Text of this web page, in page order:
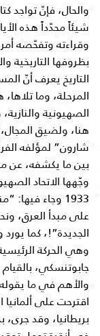
والحال، فإنّ
شيئاً محدّداً هذه
وقراءته وتفحّصه
بظروفها التاريخية
التاريخ يعرف أنّ
المرحلة، وما
الصهيونية
هنا، ولضيق
شارون” لمؤلفه
بين ما يكشفه، عن
وجّهها الاتحاد
1933 وجاء
على مبدأ العرق،
الجديدة”!، كما يورد
وهي الحركة
جابوتنسكي،
والأهم في ما
بريطانيا، وقد